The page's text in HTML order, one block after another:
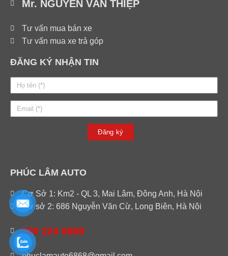
Mr. NGUYỄN VĂN THIỆP
Tư vấn mua bán xe
Tư vấn mua xe trả góp
ĐĂNG KÝ NHẬN TIN
Đăng ký
PHÚC LÂM AUTO
Cơ Sở 1: Km2 - QL 3, Mai Lâm, Đông Anh, Hà Nội
Cơ sở 2: 686 Nguyễn Văn Cừ, Long Biên, Hà Nội
090 224 6868